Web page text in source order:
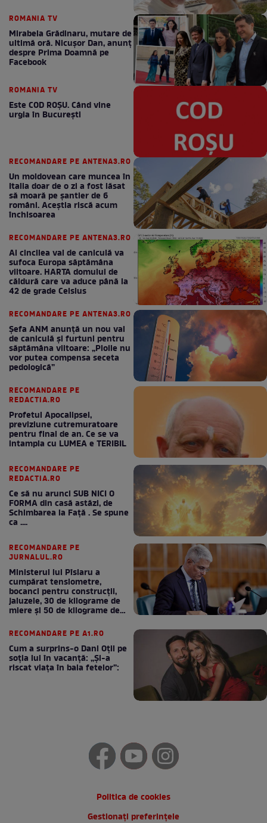
ROMANIA TV
Mirabela Grădinaru, mutare de
ultimă oră. Nicuşor Dan, anunţ
despre Prima Doamnă pe
Facebook
ROMANIA TV
Este COD ROŞU. Când vine
urgia în Bucureşti
RECOMANDARE PE ANTENA3.RO
Un moldovean care muncea în
Italia doar de o zi a fost lăsat
să moară pe şantier de 6
români. Aceștia riscă acum
închisoarea
RECOMANDARE PE ANTENA3.RO
Al cincilea val de caniculă va
sufoca Europa săptămâna
viitoare. HARTA domului de
căldură care va aduce până la
42 de grade Celsius
RECOMANDARE PE ANTENA3.RO
Șefa ANM anunță un nou val
de caniculă și furtuni pentru
săptămâna viitoare: „Ploile nu
vor putea compensa seceta
pedologică”
RECOMANDARE PE
REDACTIA.RO
Profetul Apocalipsei,
previziune cutremuratoare
pentru final de an. Ce se va
intampla cu LUMEA e TERIBIL
RECOMANDARE PE
REDACTIA.RO
Ce să nu arunci SUB NICI O
FORMA din casă astăzi, de
Schimbarea la Față . Se spune
ca ....
RECOMANDARE PE
JURNALUL.RO
Ministerul lui Pîslaru a
cumpărat tensiometre,
bocanci pentru construcții,
jaluzele, 30 de kilograme de
miere și 50 de kilograme de
RECOMANDARE PE A1.RO
Cum a surprins-o Dani Oțil pe
soția lui în vacanță: „Și-a
riscat viața în baia fetelor”:
Politica de cookies
Gestionați preferințele